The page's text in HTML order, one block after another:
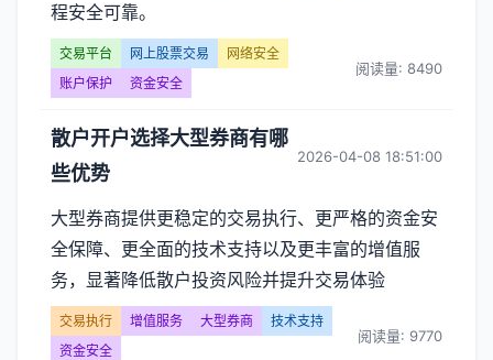
程安全可靠。
交易平台 网上股票交易
网络安全
账户保护
资金安全
阅读量: 8490
散户开户选择大型券商有哪
些优势
2026-04-08 18:51:00
大型券商提供更稳定的交易执行、更严格的资金安
全保障、更全面的技术支持以及更丰富的增值服
务，显著降低散户投资风险并提升交易体验
交易执行 增值服务 大型券商
技术支持
资金安全
阅读量: 9770